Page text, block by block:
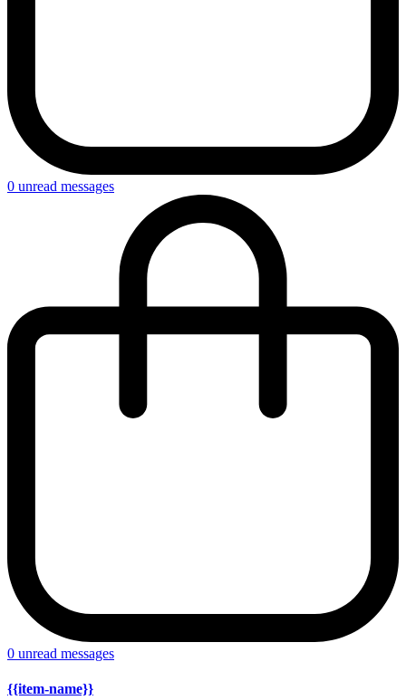
0 unread messages
0 unread messages
{{item-name}}